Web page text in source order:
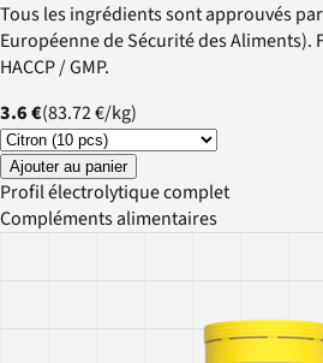
Tous les ingrédients sont approuvés
Européenne de Sécurité des Aliments).
HACCP / GMP.
3.6 €(83.72 €/kg)
Ajouter au panier
Profil électrolytique complet
Compléments alimentaires